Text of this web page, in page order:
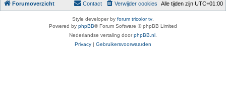
Forumoverzicht Alle tijden zijn UTC+01:00
Verwijder cookies
Contact
Style developer by forum tricolor tv
Powered by phpBB® Forum Software © phpBB Limited
Nederlandse vertaling doorphpBB.nl
Privacy | Gebruikersvoorwaarden